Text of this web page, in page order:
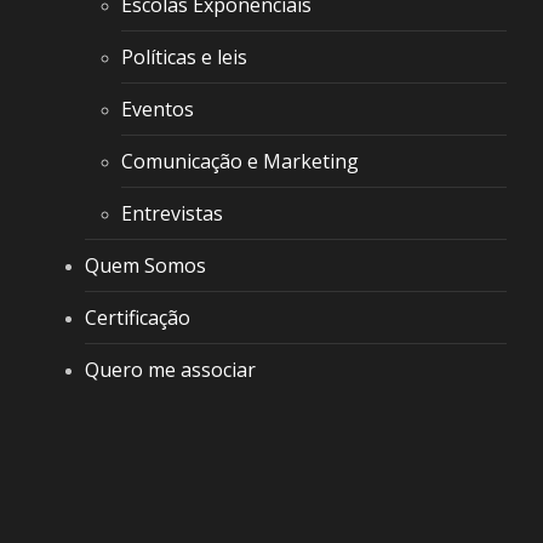
Políticas e leis
Eventos
Comunicação e Marketing
Entrevistas
Quem Somos
Certificação
Quero me associar